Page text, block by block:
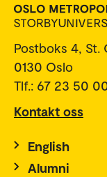
Postboks 4, St.
0130 Oslo
Tlf.: 67 23 50
Kontakt oss
English
Alumni